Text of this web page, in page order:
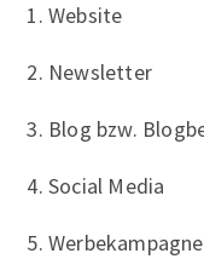
Website
Newsletter
Blog bzw.
Social Media